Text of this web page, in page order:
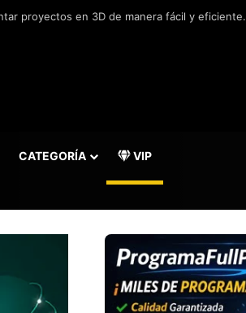
proyectos en 3D de manera fácil y eficiente.
CATEGORÍA VIP